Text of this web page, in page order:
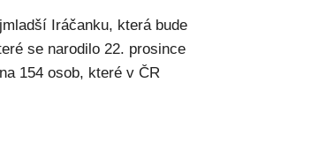
Iráčanku, která bude
se narodilo 22. prosince
154 osob, které v ČR